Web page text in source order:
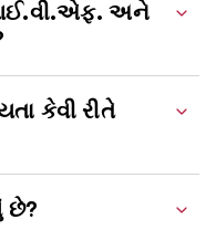
આઈ.વી.એફ. અને
કેવી રીતે
છે?